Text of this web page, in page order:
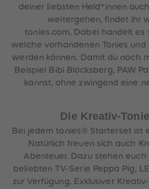
deiner liebsten Held*innen
weitergehen, findet ihr
tonies.com. Dabei handelt es
welche vorhandenen Tonies und
werden können. Damit du noch
Beispiel Bibi Blocksberg, PAW
kannst, ohne zwingend eine
Die Kreativ-
Bei jedem tonies® Starterset ist
Natürlich freuen sich auch
Abenteuer. Dazu stehen euch
beliebten TV-Serie Peppa Pig,
zur Verfügung. Exklusiver